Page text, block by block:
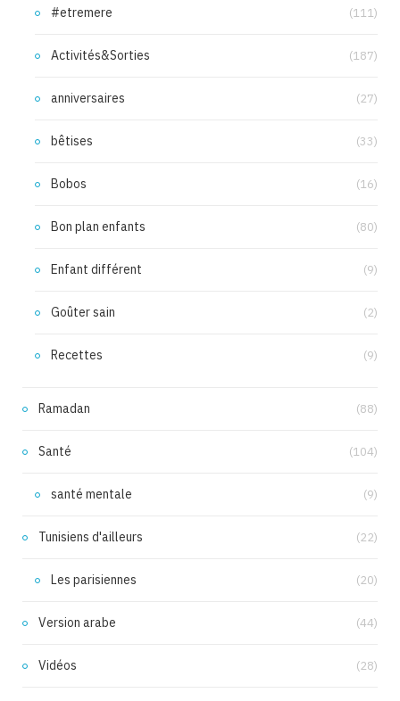
#etremere (111)
Activités&Sorties (187)
anniversaires (27)
bêtises (33)
Bobos (16)
Bon plan enfants (80)
Enfant différent (9)
Goûter sain (2)
Recettes (9)
Ramadan (88)
Santé (104)
santé mentale (9)
Tunisiens d'ailleurs (22)
Les parisiennes (20)
Version arabe (44)
Vidéos (28)